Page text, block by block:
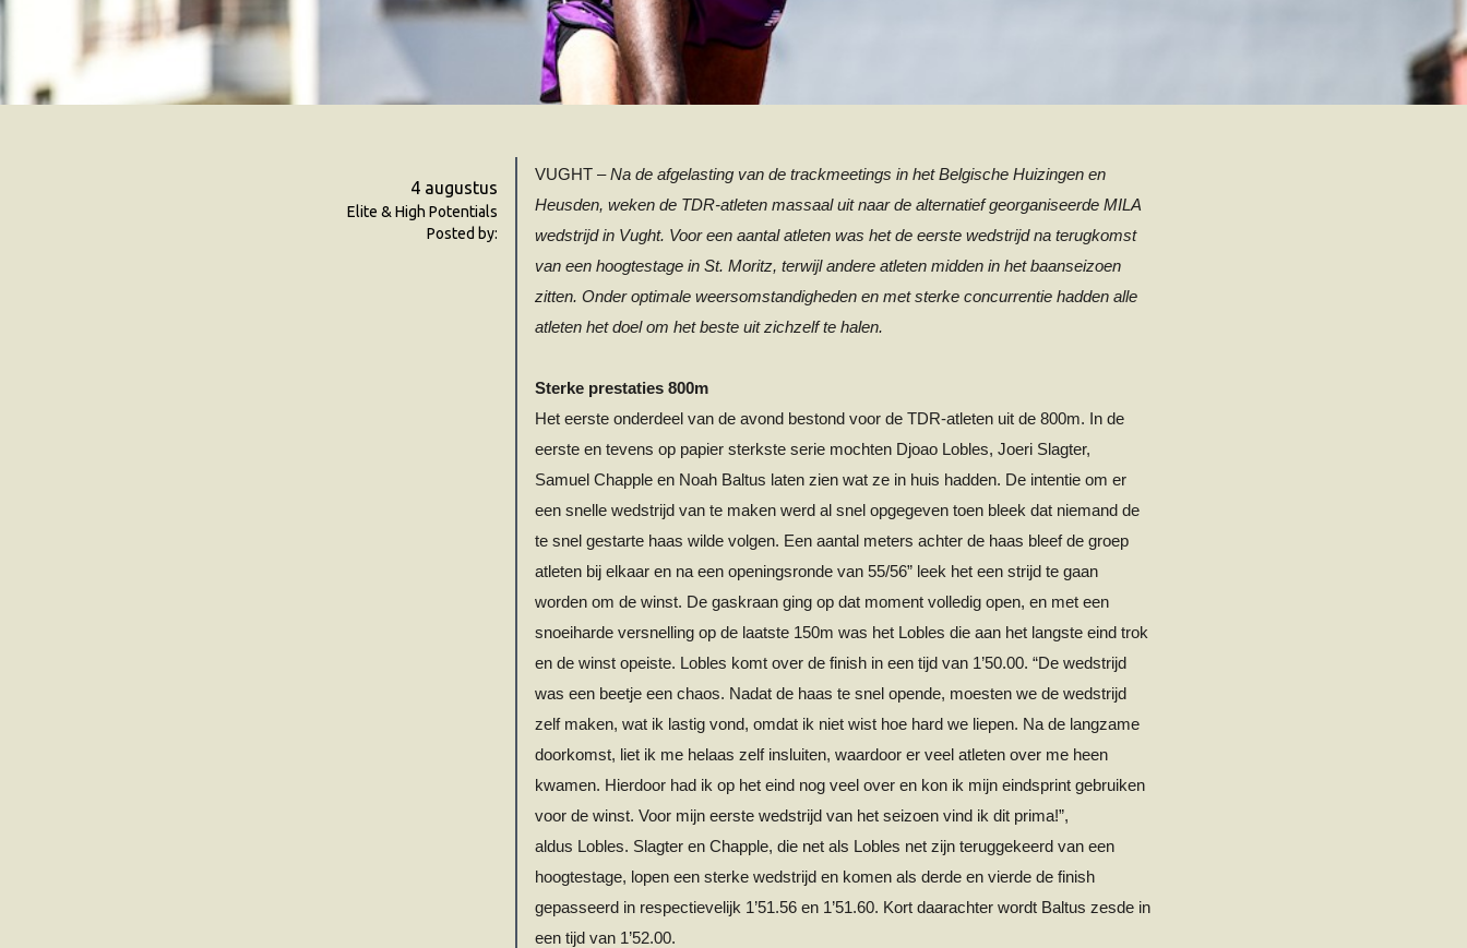
4 augustus
Elite & High Potentials
Posted by:
VUGHT –Na de afgelasting van de trackmeetings in het Belgische Huizingen en
Heusden, weken de TDR-atleten massaal uit naar de alternatief georganiseerde MILA
wedstrijd in Vught. Voor een aantal atleten was het de eerste wedstrijd na terugkomst
van een hoogtestage in St. Moritz, terwijl andere atleten midden in het baanseizoen
zitten. Onder optimale weersomstandigheden en met sterke concurrentie hadden alle
atleten het doel om het beste uit zichzelf te halen.
Sterke prestaties 800m
Het eerste onderdeel van de avond bestond voor de TDR-atleten uit de 800m. In de
eerste en tevens op papier sterkste serie mochten Djoao Lobles, Joeri Slagter,
Samuel Chapple en Noah Baltus laten zien wat ze in huis hadden. De intentie om er
een snelle wedstrijd van te maken werd al snel opgegeven toen bleek dat niemand de
te snel gestarte haas wilde volgen. Een aantal meters achter de haas bleef de groep
atleten bij elkaar en na een openingsronde van 55/56” leek het een strijd te gaan
worden om de winst. De gaskraan ging op dat moment volledig open, en met een
snoeiharde versnelling op de laatste 150m was het Lobles die aan het langste eind trok
en de winst opeiste. Lobles komt over de finish in een tijd van 1’50.00. “De wedstrijd
was een beetje een chaos. Nadat de haas te snel opende, moesten we de wedstrijd
zelf maken, wat ik lastig vond, omdat ik niet wist hoe hard we liepen. Na de langzame
doorkomst, liet ik me helaas zelf insluiten, waardoor er veel atleten over me heen
kwamen. Hierdoor had ik op het eind nog veel over en kon ik mijn eindsprint gebruiken
voor de winst. Voor mijn eerste wedstrijd van het seizoen vind ik dit prima!”,
aldus Lobles. Slagter en Chapple, die net als Lobles net zijn teruggekeerd van een
hoogtestage, lopen een sterke wedstrijd en komen als derde en vierde de finish
gepasseerd in respectievelijk 1’51.56 en 1’51.60. Kort daarachter wordt Baltus zesde in
een tijd van 1’52.00.